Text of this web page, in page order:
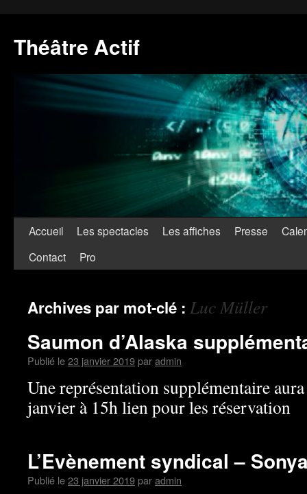
Théâtre Actif
Accueil Les spectacles Les affiches Presse
Contact
Pro
Archives par mot-clé : Luc Müller
Saumon d’Alaska
Publié le23 janvier 2019paradmin
Une représentation supplémentaire
janvier à 15h lien pour les réservation
L’Evènement syndical –
Publié le23 janvier 2019paradmin